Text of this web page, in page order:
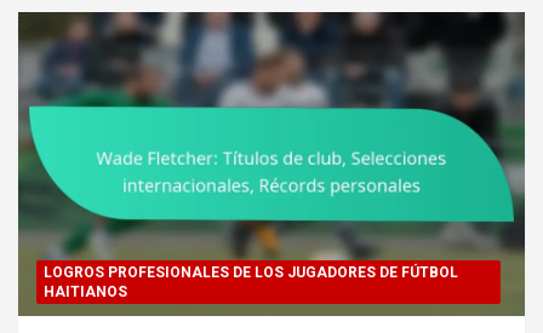
LOGROS PROFESIONALES DE LOS JUGADORES DE FÚTBOL
HAITIANOS